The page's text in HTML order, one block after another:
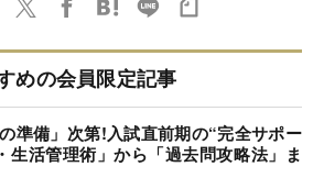
めの会員限定記事
準備」次第!入試直前期の“完全サポー
生活管理術」から「過去問攻略法」ま